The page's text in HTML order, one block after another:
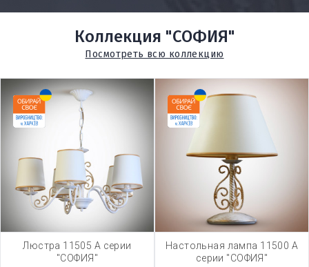
Коллекция "СОФИЯ"
Посмотреть всю коллекцию
Люстра 11505 А серии
"СОФИЯ"
Настольная лампа 11500 А
серии "СОФИЯ"